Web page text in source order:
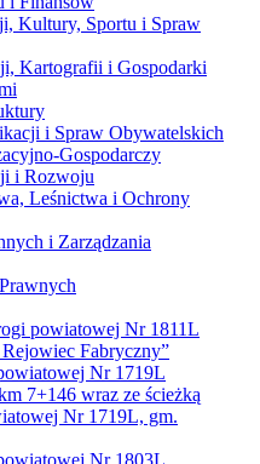
Kultury, Sportu i Spraw
Kartografii i Gospodarki
i Spraw Obywatelskich
Gospodarczy
i Rozwoju
Leśnictwa i Ochrony
i Zarządzania
powiatowej Nr 1811L
Fabryczny”
Nr 1719L
7+146 wraz ze ścieżką
Nr 1719L, gm.
Nr 1803L